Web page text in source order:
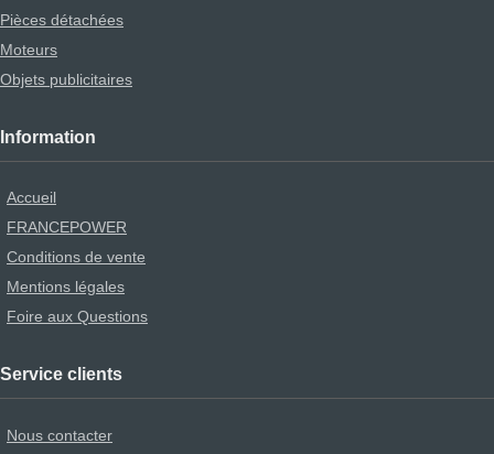
Pièces détachées
Moteurs
Objets publicitaires
Information
Accueil
FRANCEPOWER
Conditions de vente
Mentions légales
Foire aux Questions
Service clients
Nous contacter